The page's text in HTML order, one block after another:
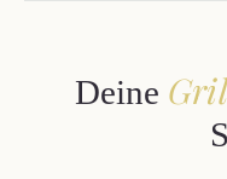
Deine